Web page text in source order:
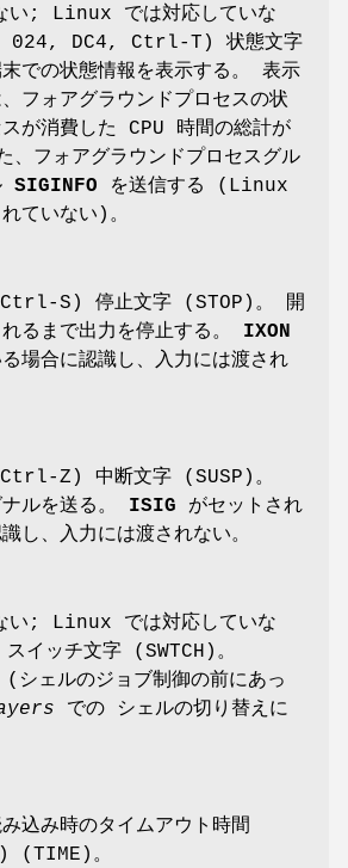
い; Linux では対応していな
024, DC4, Ctrl-T) 状態文字
での状態情報を表示する。 表示
フォアグラウンドプロセスの状
が消費した CPU 時間の総計が
、フォアグラウンドプロセスグル
SIGINFO を送信する (Linux
ていない)。
S) 停止文字 (STOP)。 開
るまで出力を停止する。 IXON
場合に認識し、入力には渡され
Z) 中断文字 (SUSP)。
ルを送る。 ISIG がセットされ
し、入力には渡されない。
い; Linux では対応していな
ッチ文字 (SWTCH)。
ェルのジョブ制御の前にあっ
での シェルの切り替えに
込み時のタイムアウト時間
(TIME)。